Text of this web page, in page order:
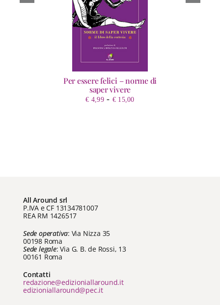
Per essere felici – norme di
saper vivere
€ 4,99 - € 15,00Fascia
All Around srl
P.IVA e CF 13134781007
REA RM 1426517
Sede operativa: Via Nizza 35
00198 Roma
Sede legale: Via G. B. de Rossi, 13
00161 Roma
Contatti
redazione@edizioniallaround.it
edizioniallaround@pec.it